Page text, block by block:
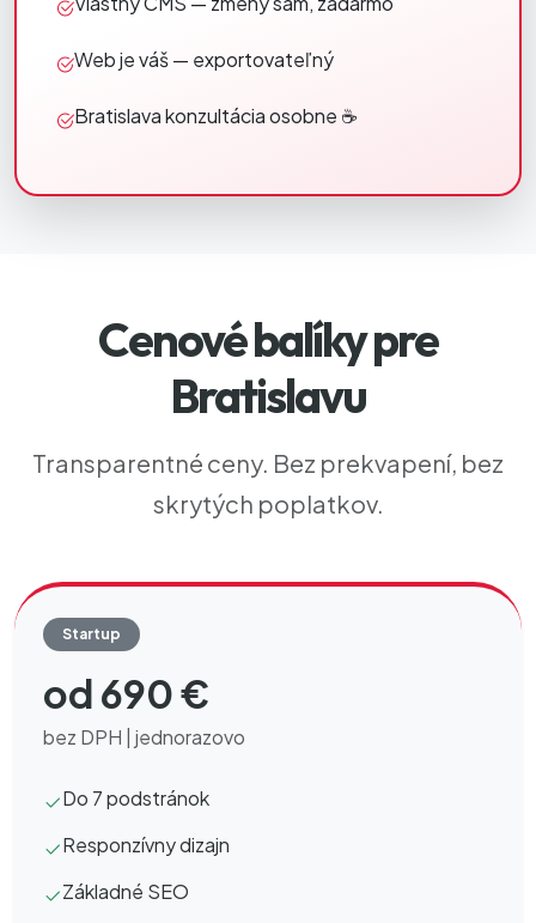
Web je váš — exportovateľný
Bratislava konzultácia osobne ☕
Cenové balíky pre
Bratislavu
Transparentné ceny. Bez prekvapení, bez
skrytých poplatkov.
Startup
od 690 €
bez DPH | jednorazovo
Do 7 podstránok
Responzívny dizajn
Základné SEO